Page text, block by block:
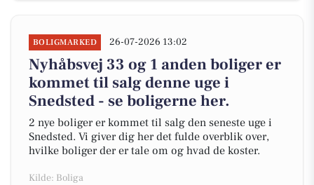
BOLIGMARKED 26-07-2026 13:02
Nyhåbsvej 33 og 1 anden boliger er
kommet til salg denne uge i
Snedsted - se boligerne her.
2 nye boliger er kommet til salg den seneste uge i
Snedsted. Vi giver dig her det fulde overblik over,
hvilke boliger der er tale om og hvad de koster.
Kilde: Boliga